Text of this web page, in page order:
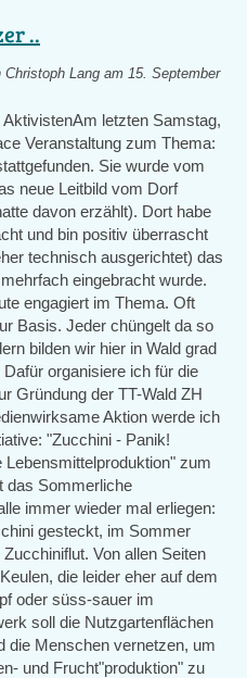
..
Christoph Lang am 15. September
letzten Samstag,
Veranstaltung zum Thema:
Sie wurde vom
neue Leitbild vom Dorf
davon erzählt). Dort habe
und bin positiv überrascht
technisch ausgerichtet) das
eingebracht wurde.
engagiert im Thema. Oft
Basis. Jeder chüngelt da so
bilden wir hier in Wald grad
organisiere ich für die
Gründung der TT-Wald ZH
Aktion werde ich
"Zucchini - Panik!
zum
das Sommerliche
immer wieder mal erliegen:
gesteckt, im Sommer
Von allen Seiten
die leider eher auf dem
oder süss-sauer im
soll die Nutzgartenflächen
die Menschen vernetzen, um
und Frucht"produktion" zu